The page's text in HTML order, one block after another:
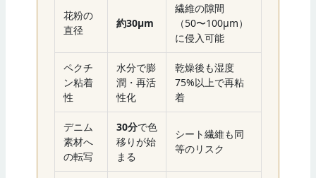
花粉の
直径
約30μm
繊維の隙間
（50〜100μm）
に侵入可能
ペクチ
ン粘着
性
水分で膨
潤・再活
性化
乾燥後も湿度
75%以上で再粘
着
デニム
素材へ
の転写
30分で色
移りが始
まる
シート繊維も同
等のリスク